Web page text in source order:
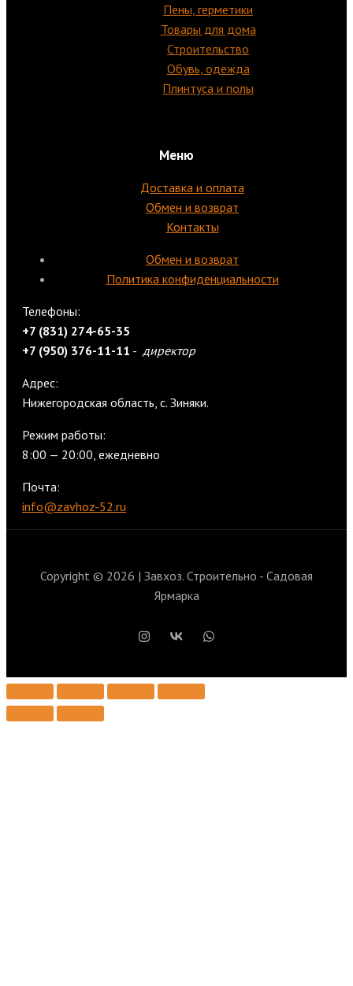
Пены, герметики
Товары для дома
Строительство
Обувь, одежда
Плинтуса и полы
Меню
Доставка и оплата
Обмен и возврат
Контакты
Обмен и возврат
Политика конфиденциальности
Телефоны:
+7 (831) 274-65-35
+7 (950) 376-11-11 - директор
Адрес:
Нижегородская область, с. Зиняки.
Режим работы:
8:00 — 20:00, ежедневно
Почта:
info@zavhoz-52.ru
Copyright © 2026 | Завхоз. Строительно - Садовая
Ярмарка